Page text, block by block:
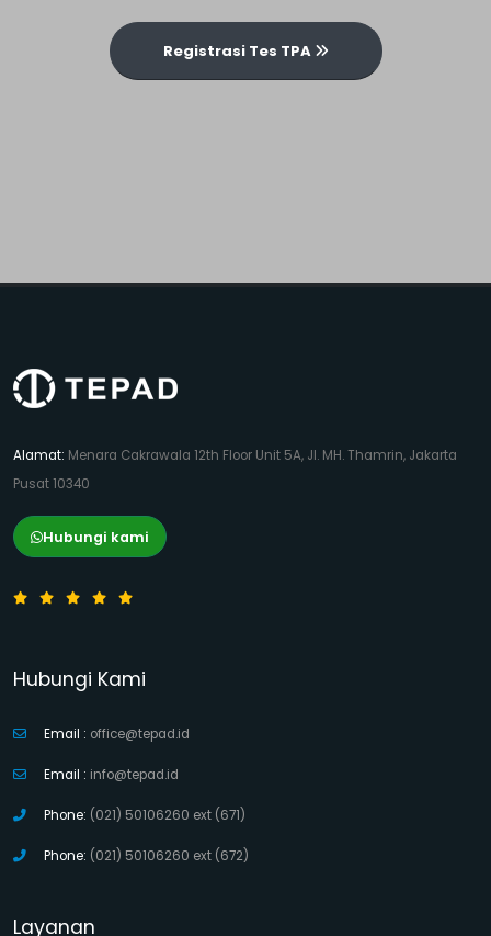
Registrasi Tes TPA
Alamat: Menara Cakrawala 12th Floor Unit 5A, Jl. MH. Thamrin, Jakarta
Pusat 10340
Hubungi kami
Hubungi Kami
Email : office@tepad.id
Email : info@tepad.id
Phone: (021) 50106260 ext (671)
Phone: (021) 50106260 ext (672)
Layanan